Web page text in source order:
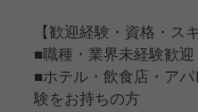
【歓迎経験・資格・ス
■職種・業界未経験歓迎
■ホテル・飲食店・ア
験をお持ちの方